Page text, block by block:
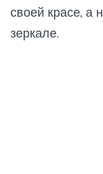
своей красе, а
зеркале.